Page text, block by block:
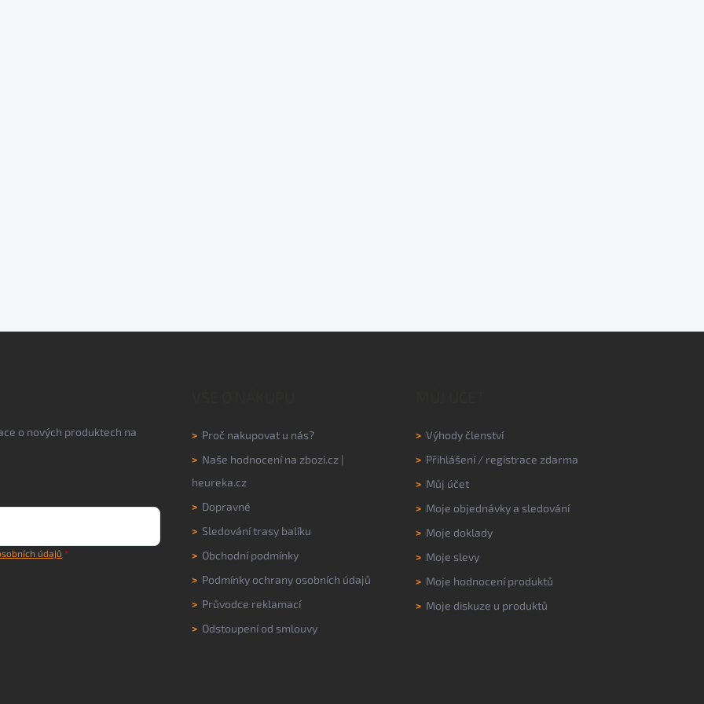
o nových produktech na
údajů
> Proč nakupovat u nás?
> Naše hodnocení na zbozi.cz |
heureka.cz
> Dopravné
> Sledování trasy balíku
> Obchodní podmínky
> Podmínky ochrany osobních údajů
> Průvodce reklamací
> Odstoupení od smlouvy
> Výhody členství
> Přihlášení/ registrace zdarma
> Můj účet
> Moje objednávky a sledování
> Moje doklady
> Moje slevy
> Moje hodnocení produktů
> Moje diskuze u produktů